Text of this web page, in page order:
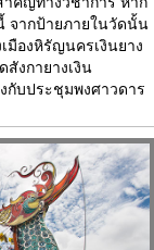
จากป้ายภายในวัดนั้น
มืองหิรัญนครเงินยาง
งกายางเงิน
บประชุมพงศาวดาร